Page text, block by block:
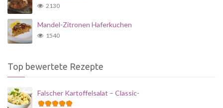
2130
Mandel-Zitronen Haferkuchen
1540
Top bewertete Rezepte
Falscher Kartoffelsalat – Classic-